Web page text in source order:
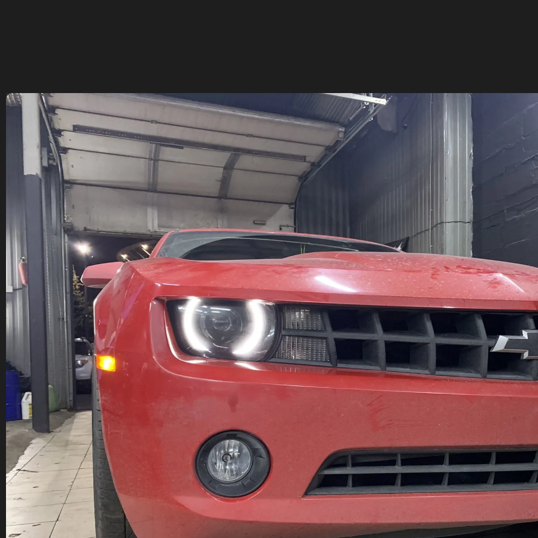
ДО
328 Л.С.
+50 (+9%)
375 HM